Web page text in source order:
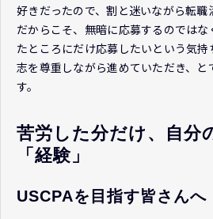
好きだったので、割と迷いながら転職
だからこそ、無暗に応募するのでは
たところにだけ応募したいという気
志を尊重しながら進めていただき、と
す。
苦労した分だけ、自分
「経験」
USCPAを目指す皆さんへ